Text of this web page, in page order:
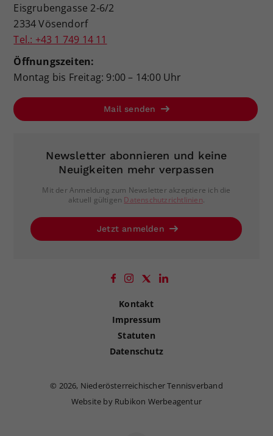
Eisgrubengasse 2-6/2
2334 Vösendorf
Tel.: +43 1 749 14 11
Öffnungszeiten:
Montag bis Freitag: 9:00 – 14:00 Uhr
Mail senden
Newsletter abonnieren und keine
Neuigkeiten mehr verpassen
Mit der Anmeldung zum Newsletter akzeptiere ich die
aktuell gültigen Datenschutzrichtlinien.
Jetzt anmelden
Kontakt
Impressum
Statuten
Datenschutz
© 2026, Niederösterreichischer Tennisverband
Website by Rubikon Werbeagentur